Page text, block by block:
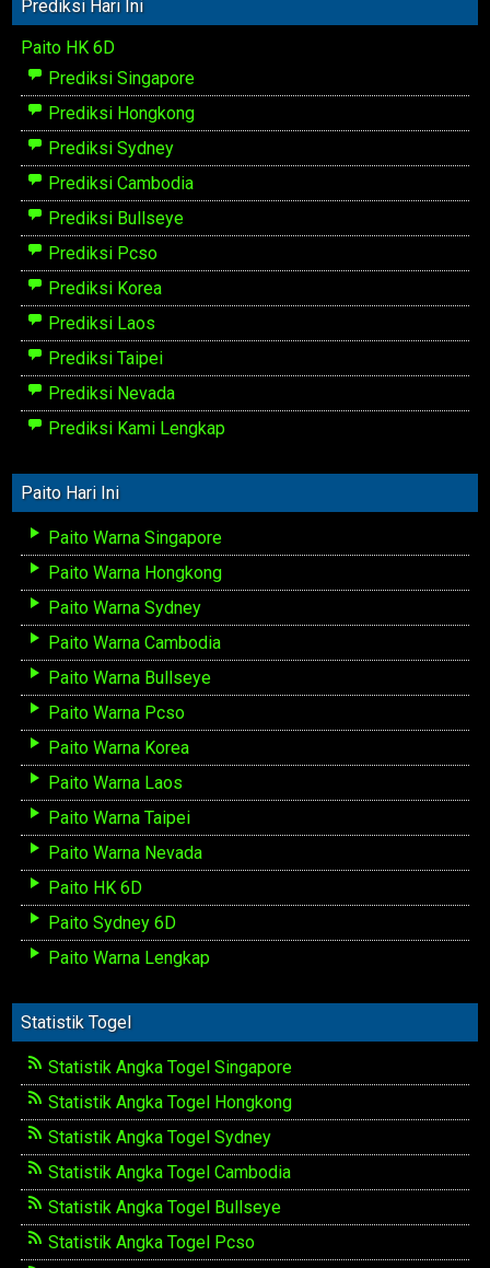
Prediksi Hari Ini
Paito HK 6D
Prediksi Singapore
Prediksi Hongkong
Prediksi Sydney
Prediksi Cambodia
Prediksi Bullseye
Prediksi Pcso
Prediksi Korea
Prediksi Laos
Prediksi Taipei
Prediksi Nevada
Prediksi Kami Lengkap
Paito Hari Ini
Paito Warna Singapore
Paito Warna Hongkong
Paito Warna Sydney
Paito Warna Cambodia
Paito Warna Bullseye
Paito Warna Pcso
Paito Warna Korea
Paito Warna Laos
Paito Warna Taipei
Paito Warna Nevada
Paito HK 6D
Paito Sydney 6D
Paito Warna Lengkap
Statistik Togel
Statistik Angka Togel Singapore
Statistik Angka Togel Hongkong
Statistik Angka Togel Sydney
Statistik Angka Togel Cambodia
Statistik Angka Togel Bullseye
Statistik Angka Togel Pcso